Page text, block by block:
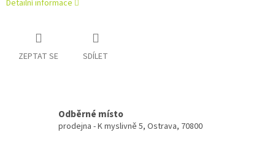
Detailní informace
ZEPTAT SE SDÍLET
Odběrné místo
prodejna - K myslivně 5, Ostrava, 70800